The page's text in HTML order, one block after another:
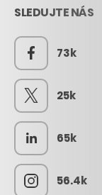
SLEDUJTE NÁS
73k
25k
65k
56.4k